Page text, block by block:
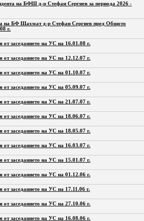
на БФШ д-р Стефан Сергиев за периода 2026 -
на БФ Шахмат д-р Стефан Сергиев пред Общото
г.
от заседанието на УС на 16.01.08 г.
от заседанието на УС на 12.12.07 г.
от заседанието на УС на 01.10.07 г.
от заседанието на УС на 05.09.07 г.
от заседанието на УС на 21.07.07 г.
от заседанието на УС на 18.06.07 г.
от заседанието на УС на 18.05.07 г.
от заседанието на УС на 16.03.07 г.
от заседанието на УС на 15.01.07 г.
от заседанието на УС на 01.12.06 г.
от заседанието на УС на 17.11.06 г.
от заседанието на УС на 27.10.06 г.
от заседанието на УС на 16.08.06 г.